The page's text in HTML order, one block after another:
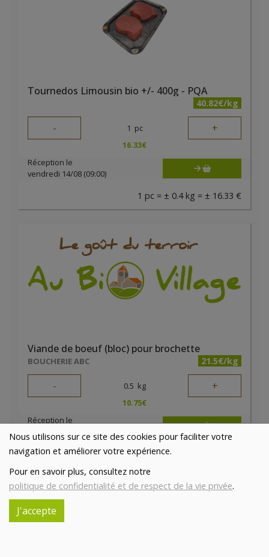
Nous utilisons sur ce site des cookies pour faciliter votre
navigation et améliorer votre expérience.
Pour en savoir plus, consultez notre
politique de confidentialité et de respect de la vie privée.
J'accepte
Tournedos Limousin bio +/- 400g - PQA
40.82€/kg
- 1 pc +
16.33€
Réception le
vendredi 14/08 (09:00)
1 pc = ± 0.4 kg = ± 16.33 €
Viande de boeuf (bloc) pour brochette
BOUCHERIE ABC 21.5€/kg
- 0.5 kg +
10.75€
Réception le
vendredi 14/08 (09:00)